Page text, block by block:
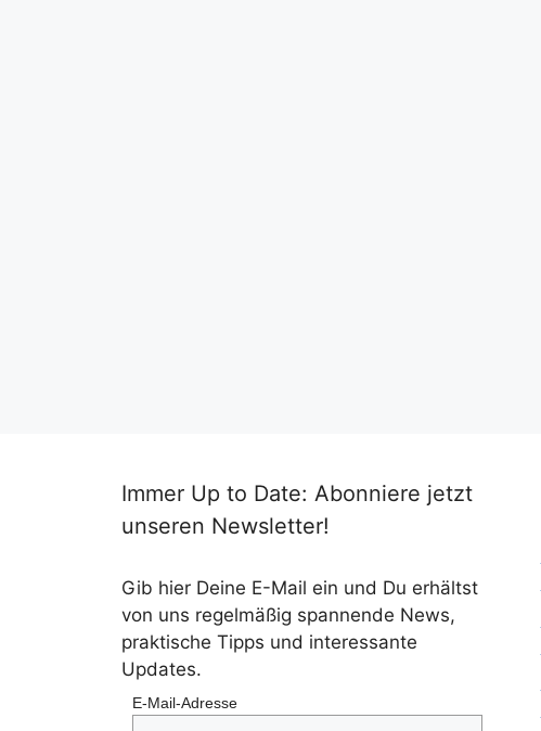
Immer Up to Date: Abonniere jetzt
unseren Newsletter!
Gib hier Deine E-Mail ein und Du erhältst
von uns regelmäßig spannende News,
praktische Tipps und interessante
Updates.
E-Mail-Adresse